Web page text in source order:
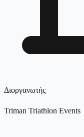
Διοργανωτής
Triman Triathlon Events